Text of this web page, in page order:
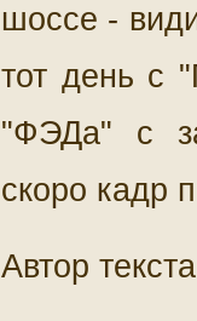
шоссе -
тот день с
"ФЭДа" с
скоро кадр
Автор